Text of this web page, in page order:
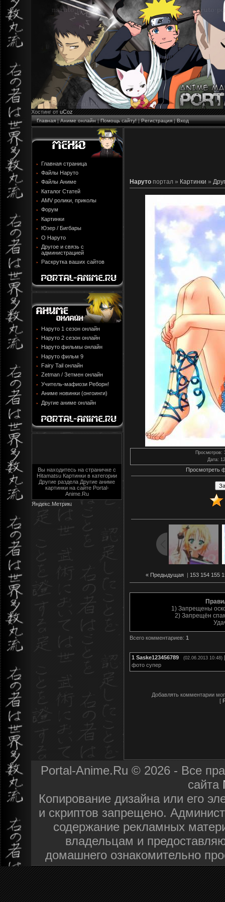
Хостинг от uCoz
Главная|Аниме онлайн|Помощь сайту!|Регистрация|Вход
Главная страница
Файлы Наруто
Файлы Аниме
Каталог Статей
AMV ролики, приколы
Форум
Картинки
Юзер / Бигбары
О Наруто
Другое и связь с
администрацией
Раскрутка ваших сайтов
Наруто 1 сезон онлайн
Наруто 2 сезон онлайн
Наруто фильмы онлайн
Наруто фильм 9
Fairy Tail онлайн
Zetman / Зетмен онлайн
Учитель-мафиози Реборн!
Аниме новинки (онгоинги)
Другие аниме онлайн
Вы находитесь на страничке с
Hitamatsu Картинки в категории
Другие раздела Другие аниме
картинки на сайте Portal-
Anime.Ru
Наруто портал » Картинки »
Просмотров:
Дата:
Просмотреть
« Предыдущая| 153 154 155
1) Запрещены
2) Запрещён
Всего комментариев: 1
1 Saske123456789 (02.06.2013 10:48) [
фото супер
Добавлять комментарии
[
Portal-Anime.Ru © 2026 - Все
сайта
Копирование дизайна или его
и скриптов запрещено.
содержание рекламных
владельцам и
домашнего ознакомительно